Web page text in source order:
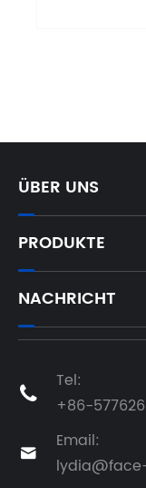
ÜBER UNS
PRODUKTE
NACHRICHT

Tel:
+86-

Email: